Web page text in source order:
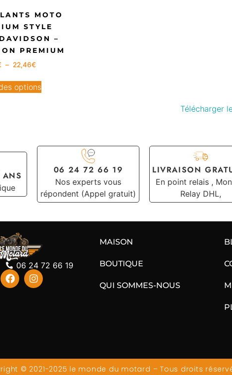
MOTO
STYLE
–
PREMIUM
– 22,46€
options
Télécharger
06 24 72 66 19
Nos experts vous
répondent (Appel gratuit)
LIVRAISON
En point relais ,
Relay DHL,
06 24 72 66 19
MAISON
BOUTIQUE
QUI SOMMES-NOUS
© 2021-2025 le monde du motard – Tous droits